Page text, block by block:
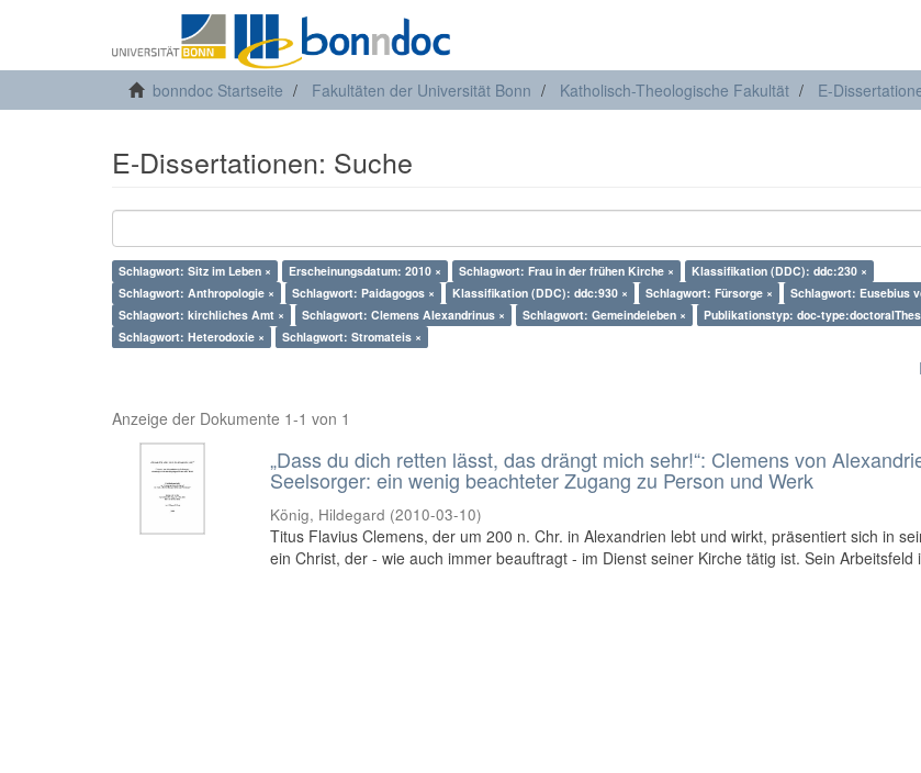
bonndoc Startseite Fakultäten der Universität Bonn Katholisch-Theologische Fakultät E-
E-Dissertationen: Suche
Schlagwort: Sitz im Leben × Erscheinungsdatum: 2010 × Schlagwort: Frau in der frühen Kirche ×
Klassifikation (DDC): ddc:230 ×
Schlagwort: Anthropologie ×
Schlagwort: Paidagogos × Klassifikation (DDC): ddc:930 × Schlagwort: Fürsorge ×
Schlagwort: Eusebius
Schlagwort: kirchliches Amt ×
Schlagwort: Clemens Alexandrinus × Schlagwort: Gemeindeleben ×
Publikationstyp: doc-
Schlagwort: Heterodoxie ×
Schlagwort: Stromateis ×
Anzeige der Dokumente 1-1 von 1
„Dass du dich retten lässt, das drängt mich sehr!“: Clemens von
Seelsorger: ein wenig beachteter Zugang zu Person und Werk
König, Hildegard (2010-03-10)
Titus Flavius Clemens, der um 200 n. Chr. in Alexandrien lebt und wirkt, präsentiert sich in
ein Christ, der - wie auch immer beauftragt - im Dienst seiner Kirche tätig ist. Sein Arbeitsfeld